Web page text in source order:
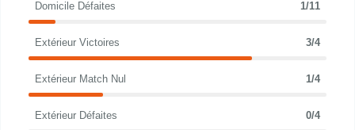
Domicile Défaites 1/11
Extérieur Victoires 3/4
Extérieur Match Nul 1/4
Extérieur Défaites 0/4